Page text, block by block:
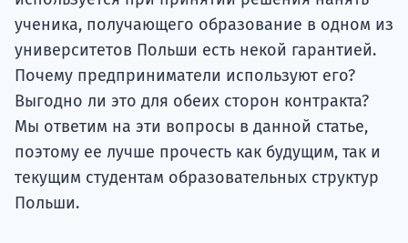
ученика, получающего образование в одном из
университетов Польши есть некой гарантией.
Почему предприниматели используют его?
Выгодно ли это для обеих сторон контракта?
Мы ответим на эти вопросы в данной статье,
поэтому ее лучше прочесть как будущим, так и
текущим студентам образовательных структур
Польши.